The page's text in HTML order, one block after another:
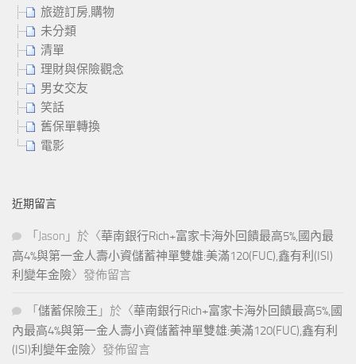
旅遊訂房,購物
未分類
清單
理財與保險觀念
男女交友
笑話
舊保單轉換
電影
近期留言
「 Jason 」於〈華南銀行Rich+富家卡海外回饋最高5%,國內最
高4%與第一金人壽小資儲蓄神單雙雄:美滿120(FUC),鑫有利(ISI)
利變年金險〉發佈留言
「 儲蓄保險王 」於〈華南銀行Rich+富家卡海外回饋最高5%,國
內最高4%與第一金人壽小資儲蓄神單雙雄:美滿120(FUC),鑫有利
(ISI)利變年金險〉發佈留言